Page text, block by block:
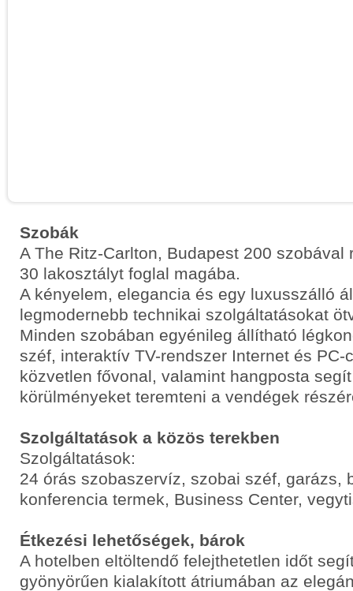
Szobák
A The Ritz-Carlton, Budapest 200 szobával
30 lakosztályt foglal magába.
A kényelem, elegancia és egy luxusszálló
legmodernebb technikai szolgáltatásokat
Minden szobában egyénileg állítható
széf, interaktív TV-rendszer Internet és PC-
közvetlen fővonal, valamint hangposta
körülményeket teremteni a vendégek
Szolgáltatások a közös terekben
Szolgáltatások:
24 órás szobaszervíz, szobai széf, garázs,
konferencia termek, Business Center,
Étkezési lehetőségek, bárok
A hotelben eltöltendő felejthetetlen időt
gyönyörűen kialakított átriumában az